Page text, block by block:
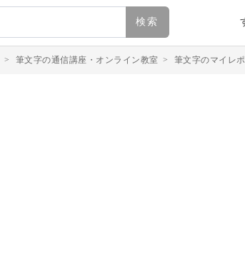
検索
> 筆文字の通信講座・オンライン教室 > 筆文字のマイレ